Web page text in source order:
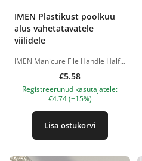
IMEN Plastikust poolkuu
alus vahetatavatele
viilidele
IMEN Manicure File Handle Half Moon on mugav poolkuu kujuline korduvkasutatav alus, mis on mõeldud isekleepuvate vahetatavate abrasiivide ja poleerimispatjade kinnitamiseks. Ergonoomiline kuju võimaldab mugavalt töötada nii sirge kui ka ümara küljega. Alus sobib küünte pikkuse ja kuju korrigeerimiseks, naturaalsete ja kunstküünte viilimiseks, külgvallide töötlemiseks ning küüneplaadi ettevalmistamiseks. Sobib kasutamiseks mitte ainult klassikalises maniküüris, vaid ka viilmaniküüris. Naha ja küünenaha piirkonna õrnaks töötlemiseks on soovitatav valida sobiva karedusega pehmed vahetatavad abrasiivid. Eelised korduvkasutatav alus; mugav Half Moon ehk poolkuu kuju; sobib isekleepuvatele vahetatavatele viilidele ja poleerimispatjadele; kasutatav klassikalises maniküüris ja viilmaniküüris; mugav töötamiseks külgvallide ja küünenaha piirkonnas; võimaldab kasutada iga kliendi jaoks uut ühekordset abrasiivi; sobib professionaalseks ja koduseks kasutamiseks. Mõõdud: 17,8 × 2,85 × 0,1 cm. Kasutamine: Kinnitage vahetatav abrasiivne viil plastikust alusele ja kasutage töövahendit küünte ning küüneplaadi ümbruse naha õrnaks töötlemiseks. Pärast kasutamist eemaldage kasutatud viil ja puhastage alus vastavalt töövahendite hooldusjuhistele. Tootepildid on illustratiivsed. Küsimuste korral ootame alati Sinu meili nanatallinn@gmail.com
€5.58
Registreerunud kasutajatele:
€4.74 (−15%)
Lisa ostukorvi